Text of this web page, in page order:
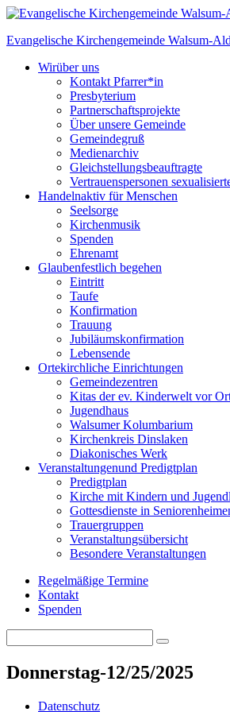
Skip
content
Evangelische Kirchengemeinde Walsum-
Wirüber uns
Kontakt Pfarrer*in
Presbyterium
Partnerschaftsprojekte
Über unsere Gemeinde
Gemeindegruß
Medienarchiv
Gleichstellungs­beauftragte
Vertrauenspersonen
Handelnaktiv für Menschen
Seelsorge
Kirchenmusik
Spenden
Ehrenamt
Glaubenfestlich begehen
Eintritt
Taufe
Konfirmation
Trauung
Jubiläumskonfirmation
Lebensende
Ortekirchliche Einrichtungen
Gemeindezentren
Kitas der ev. Kinderwelt vor
Jugendhaus
Walsumer Kolumbarium
Kirchenkreis Dinslaken
Diakonisches Werk
Veranstaltungenund Predigtplan
Predigtplan
Kirche mit Kindern und
Gottesdienste in
Trauergruppen
Veranstaltungsübersicht
Besondere Veranstaltungen
Regelmäßige Termine
Kontakt
Spenden
for:
Search
Donnerstag-12/25/2025
Datenschutz